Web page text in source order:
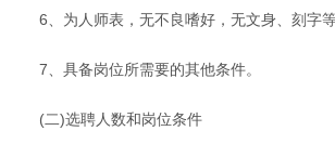
6、为人师表，无不良嗜好，无文身、刻字等
7、具备岗位所需要的其他条件。
(二)选聘人数和岗位条件